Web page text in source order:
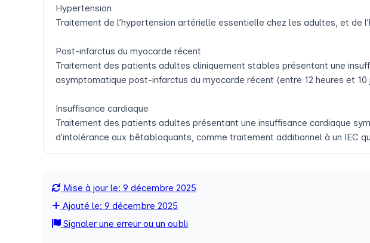
Hypertension
Traitement de l’hypertension artérielle essentielle chez les adultes, et de
Post-infarctus du myocarde récent
Traitement des patients adultes cliniquement stables présentant une
asymptomatique post-infarctus du myocarde récent (entre 12 heures et 10
Insuffisance cardiaque
Traitement des patients adultes présentant une insuffisance cardiaque
d’intolérance aux bêtabloquants, comme traitement additionnel à un IEC
Mise à jour le: 9 décembre 2025
Ajouté le: 9 décembre 2025
Signaler une erreur ou un oubli